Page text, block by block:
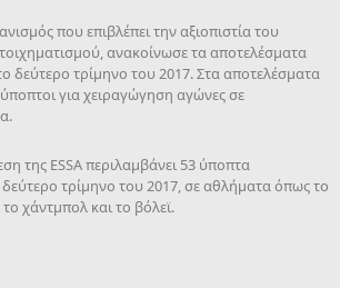
που επιβλέπει την αξιοπιστία του
ανακοίνωσε τα αποτελέσματα
δεύτερο τρίμηνο του 2017. Στα αποτελέσματα
για χειραγώγηση αγώνες σε
της ESSA περιλαμβάνει 53 ύποπτα
τρίμηνο του 2017, σε αθλήματα όπως το
χάντμπολ και το βόλεϊ.